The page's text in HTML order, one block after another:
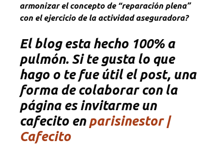
armonizar el concepto de “reparación plena”
con el ejercicio de la actividad aseguradora?
El blog esta hecho 100% a
pulmón. Si te gusta lo que
hago o te fue útil el post, una
forma de colaborar con la
página es invitarme un
cafecito en parisinestor |
Cafecito